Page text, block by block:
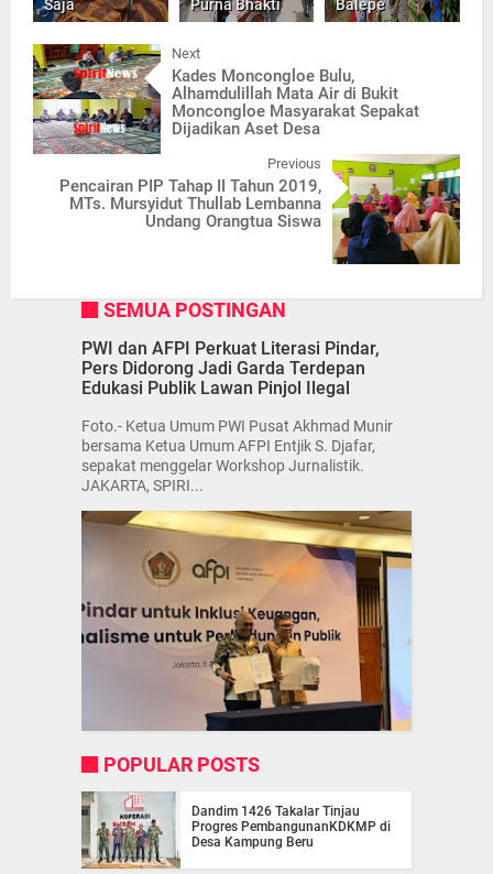
Saja Purna Bhakti ⁣ Balepe
Next
Kades Moncongloe Bulu,
Alhamdulillah Mata Air di Bukit
Moncongloe Masyarakat Sepakat
Dijadikan Aset Desa
Previous
Pencairan PIP Tahap II Tahun 2019,
MTs. Mursyidut Thullab Lembanna
Undang Orangtua Siswa
SEMUA POSTINGAN
PWI dan AFPI Perkuat Literasi Pindar,
Pers Didorong Jadi Garda Terdepan
Edukasi Publik Lawan Pinjol Ilegal
Foto.- Ketua Umum PWI Pusat Akhmad Munir
bersama Ketua Umum AFPI Entjik S. Djafar,
sepakat menggelar Workshop Jurnalistik.
JAKARTA, SPIRI...
POPULAR POSTS
Dandim 1426 Takalar Tinjau
Progres PembangunanKDKMP di
Desa Kampung Beru